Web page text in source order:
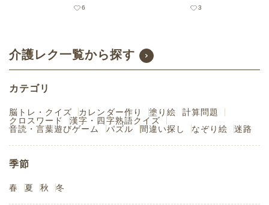
け介護レク素材 美人画の塗り絵
月・大正ロマン・大正時代・秋
桜
6
け介護レク素材（塗り絵・中
3
介護レク一覧から探す
カテゴリ
脳トレ・クイズ カレンダー作り 塗り絵
計算問題
クロスワード
漢字・四字熟語クイズ
音読・言葉遊びゲーム
パズル 間違い探し なぞり絵 迷路
季節
春 夏 秋 冬